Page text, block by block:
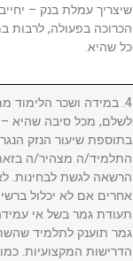
שיצריך עמלת בנק –
הכרוכה בפעולה, לרבות
כל שהיא.
4. במידה ושכר הלימוד
לשלם, מכל סיבה שהיא
בתוספת שיעור הנזק
התלמיד/ה מצהיר/ה בזאת
הרשאה לגשת לבחינות. לא
אחרים אם לא יכלול
תעודת גמר בשל אי
הדרישות המקצועיות.